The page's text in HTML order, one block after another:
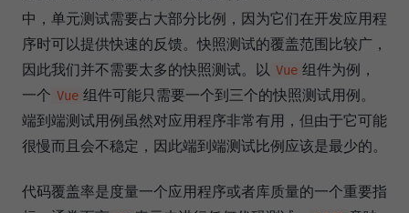
中，单元测试需要占大部分比例，因为它们在开发应用程
序时可以提供快速的反馈。快照测试的覆盖范围比较广，
因此我们并不需要太多的快照测试。以 Vue 组件为例，
一个 Vue 组件可能只需要一个到三个的快照测试用例。
端到端测试用例虽然对应用程序非常有用，但由于它可能
很慢而且会不稳定，因此端到端测试比例应该是最少的。
代码覆盖率是度量一个应用程序或者库质量的一个重要指